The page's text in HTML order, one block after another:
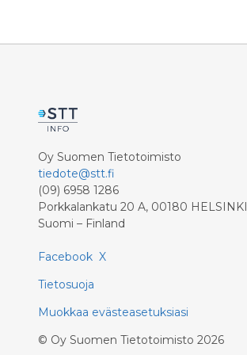
Oy Suomen Tietotoimisto
tiedote@stt.fi
(09) 6958 1286
Porkkalankatu 20 A, 00180 HELSINKI
Suomi – Finland
Facebook X
Tietosuoja
Muokkaa evästeasetuksiasi
© Oy Suomen Tietotoimisto 2026